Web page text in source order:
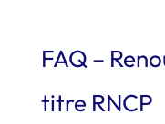
FAQ –
titre RNCP